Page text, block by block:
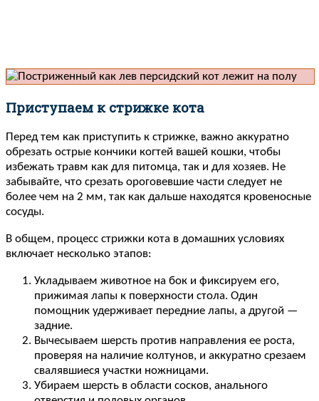
Приступаем к стрижке кота
Перед тем как приступить к стрижке, важно аккуратно
обрезать острые кончики когтей вашей кошки, чтобы
избежать травм как для питомца, так и для хозяев. Не
забывайте, что срезать ороговевшие части следует не
более чем на 2 мм, так как дальше находятся кровеносные
сосуды.
В общем, процесс стрижки кота в домашних условиях
включает несколько этапов:
Укладываем животное на бок и фиксируем его,
прижимая лапы к поверхности стола. Один
помощник удерживает передние лапы, а другой —
задние.
Вычесываем шерсть против направления ее роста,
проверяя на наличие колтунов, и аккуратно срезаем
свалявшиеся участки ножницами.
Убираем шерсть в области сосков, анального